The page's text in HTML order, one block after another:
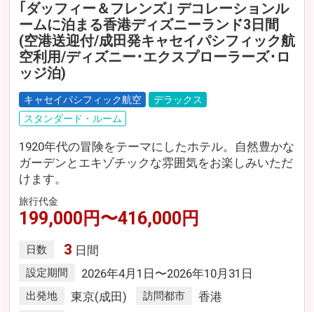
｢ダッフィー＆フレンズ｣ デコレーションル
ームに泊まる香港ディズニーランド3日間
(空港送迎付/成田発キャセイパシフィック航
空利用/ディズニー･エクスプローラーズ･ロ
ッジ泊)
キャセイパシフィック航空
デラックス
スタンダード・ルーム
1920年代の冒険をテーマにしたホテル。自然豊かな
ガーデンとエキゾチックな雰囲気をお楽しみいただ
けます。
旅行代金
199,000円〜416,000円
日数 3 日間
設定期間 2026年4月1日〜2026年10月31日
出発地 東京(成田) 訪問都市 香港